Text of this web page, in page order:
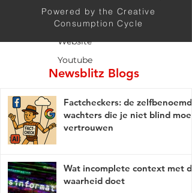
Twitter
Website
Youtube
Newsblitz Blogs
Factcheckers: de zelfbenoemde
wachters die je niet blind moet
vertrouwen
Wat incomplete context met de
waarheid doet
Powered by the Creative
Consumption Cycle